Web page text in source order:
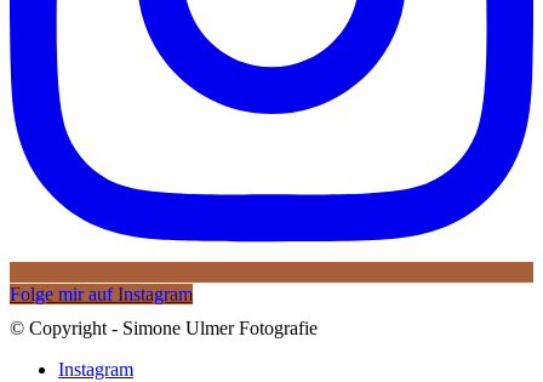
Folge mir auf Instagram
© Copyright - Simone Ulmer Fotografie
Instagram